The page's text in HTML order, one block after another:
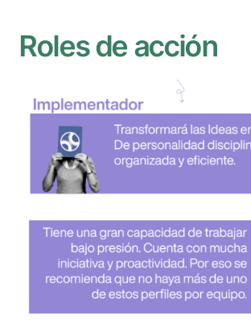
Roles de acción